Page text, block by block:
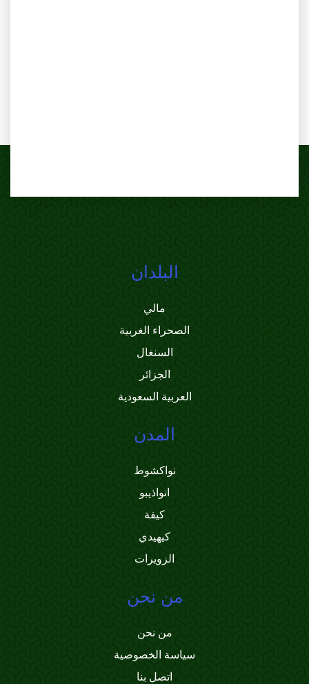
البلدان
مالي
الصحراء الغربية
السنغال
الجزائر
العربية السعودية
المدن
نواكشوط
انواذيبو
كيفة
كيهيدي
الزويرات
من نحن
من نحن
سياسة الخصوصية
اتصل بنا